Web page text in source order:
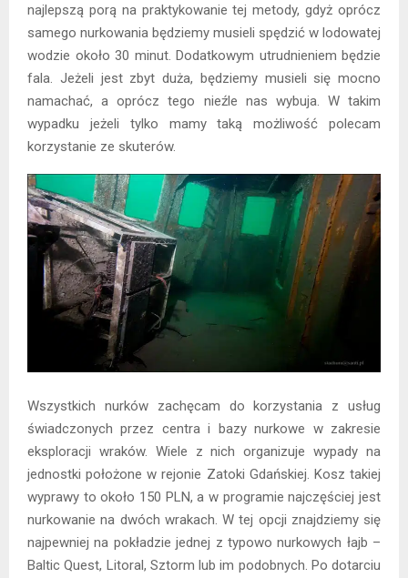
najlepszą porą na praktykowanie tej metody, gdyż oprócz
samego nurkowania będziemy musieli spędzić w lodowatej
wodzie około 30 minut. Dodatkowym utrudnieniem będzie
fala. Jeżeli jest zbyt duża, będziemy musieli się mocno
namachać, a oprócz tego nieźle nas wybuja. W takim
wypadku jeżeli tylko mamy taką możliwość polecam
korzystanie ze skuterów.
Wszystkich nurków zachęcam do korzystania z usług
świadczonych przez centra i bazy nurkowe w zakresie
eksploracji wraków. Wiele z nich organizuje wypady na
jednostki położone w rejonie Zatoki Gdańskiej. Kosz takiej
wyprawy to około 150 PLN, a w programie najczęściej jest
nurkowanie na dwóch wrakach. W tej opcji znajdziemy się
najpewniej na pokładzie jednej z typowo nurkowych łajb –
Baltic Quest, Litoral, Sztorm lub im podobnych. Po dotarciu